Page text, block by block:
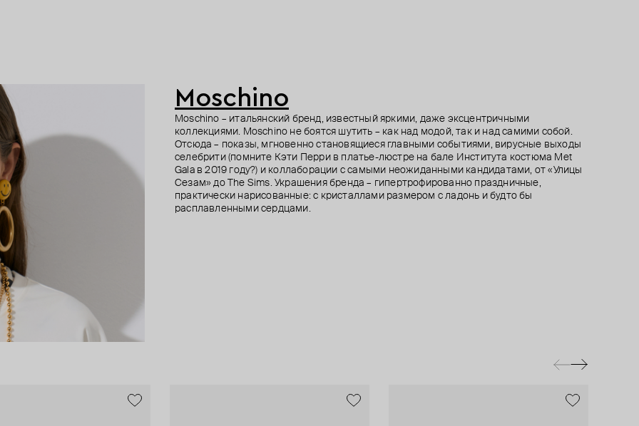
Moschino
Moschino – итальянский бренд, известный яркими, даже эксцентричными
коллекциями. Moschino не боятся шутить – как над модой, так и над самими собой.
Отсюда – показы, мгновенно становящиеся главными событиями, вирусные выходы
селебрити (помните Кэти Перри в платье-люстре на бале Института костюма Met
Gala в 2019 году?) и коллаборации с самыми неожиданными кандидатами, от «Улицы
Сезам» до The Sims. Украшения бренда – гипертрофированно праздничные,
практически нарисованные: с кристаллами размером с ладонь и будто бы
расплавленными сердцами.